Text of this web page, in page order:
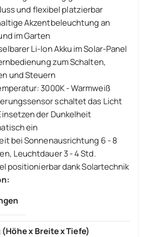
und flexibel platzierbar
Akzentbeleuchtung an
im Garten
Li-Ion Akku im Solar-Panel
zum Schalten,
und Steuern
3000K - Warmweiß
schaltet das Licht
der Dunkelheit
ein
bei Sonnenausrichtung 6 - 8
Leuchtdauer 3 - 4 Std.
positionierbar dank Solartechnik
x Breite x Tiefe)